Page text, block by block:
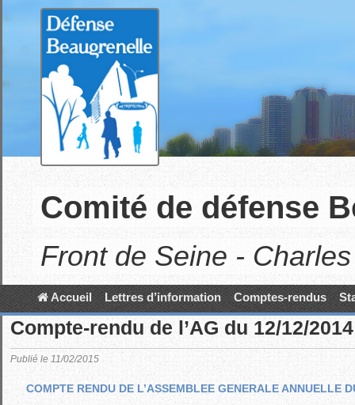
Comité de défense
Front de Seine -
Accueil Lettres d’information Comptes-rendus
Compte-rendu de l’AG du 12/12/2014
Publié le 11/02/2015
COMPTE RENDU DE L’ASSEMBLEE GENERALE ANNUELLE